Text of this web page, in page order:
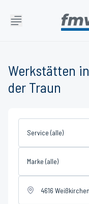
Werkstätten
der Traun
Service (alle)
Marke (alle)